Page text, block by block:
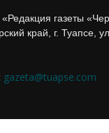
газеты
край, г. Туапсе,
gazeta@tuapse.com